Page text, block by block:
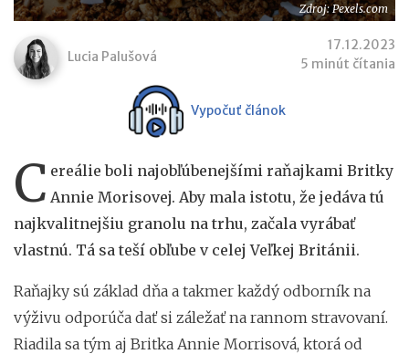
Zdroj: Pexels.com
Lucia Palušová
17.12.2023
5 minút čítania
Vypočuť článok
C ereálie boli najobľúbenejšími raňajkami Britky
Annie Morisovej. Aby mala istotu, že jedáva tú
najkvalitnejšiu granolu na trhu, začala vyrábať
vlastnú. Tá sa teší obľube v celej Veľkej Británii.
Raňajky sú základ dňa a takmer každý odborník na
výživu odporúča dať si záležať na rannom stravovaní.
Riadila sa tým aj Britka Annie Morrisová, ktorá od